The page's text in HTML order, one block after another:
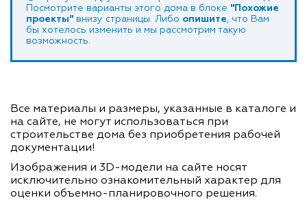
Посмотрите варианты этого дома в блоке "Похожие
проекты" внизу страницы. Либо опишите, что Вам
бы хотелось изменить и мы рассмотрим такую
возможность.
Все материалы и размеры, указанные в каталоге и
на сайте, не могут использоваться при
строительстве дома без приобретения рабочей
документации!
Изображения и 3D-модели на сайте носят
исключительно ознакомительный характер для
оценки объемно-планировочного решения.